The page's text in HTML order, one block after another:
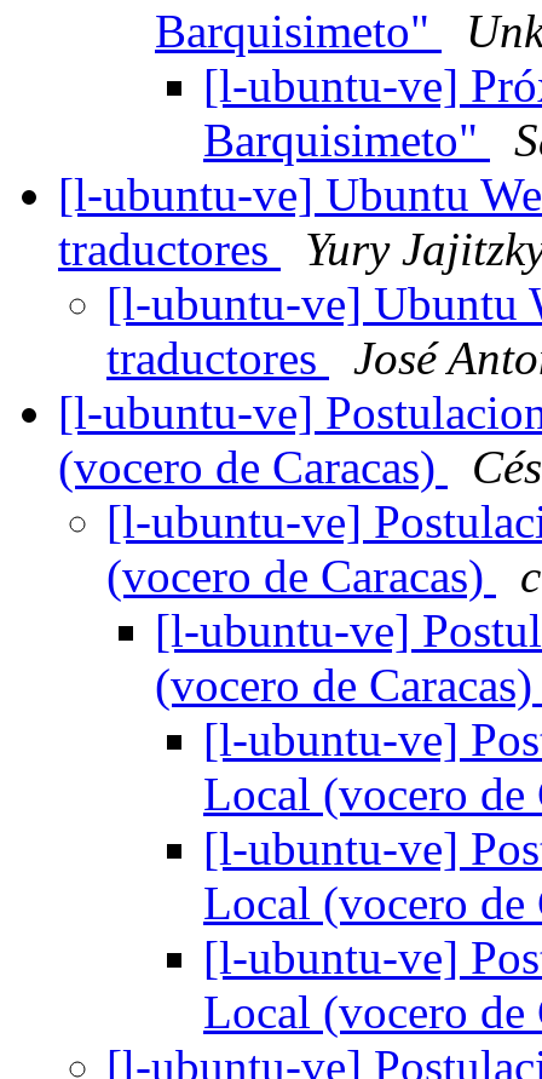
Barquisimeto"
[l-ubuntu-ve]
Barquisimeto"
[l-ubuntu-ve] Ubuntu
traductores
Yury
[l-ubuntu-ve] Ubuntu
traductores
José
[l-ubuntu-ve]
(vocero de Caracas)
[l-ubuntu-ve]
(vocero de Caracas)
[l-ubuntu-ve]
(vocero de
[l-ubuntu-ve]
Local (vocero de
[l-ubuntu-ve]
Local (vocero de
[l-ubuntu-ve]
Local (vocero de
[l-ubuntu-ve]